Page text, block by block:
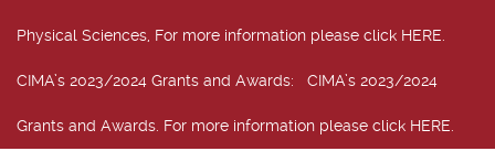
Physical Sciences, For more information please click HERE.
CIMA’s 2023/2024 Grants and Awards: CIMA’s 2023/2024
Grants and Awards. For more information please click HERE.